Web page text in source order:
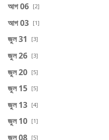
আগ 06 [2]
আগ 03 [1]
জুল 31 [3]
জুল 26 [3]
জুল 20 [5]
জুল 15 [5]
জুল 13 [4]
জুল 10 [1]
জুল 08 [5]